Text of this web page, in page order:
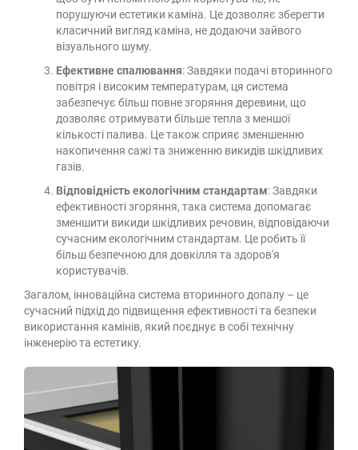
порушуючи естетики каміна. Це дозволяє зберегти
класичний вигляд каміна, не додаючи зайвого
візуального шуму.
Ефективне спалювання: Завдяки подачі вторинного
повітря і високим температурам, ця система
забезпечує більш повне згоряння деревини, що
дозволяє отримувати більше тепла з меншої
кількості палива. Це також сприяє зменшенню
накопичення сажі та зниженню викидів шкідливих
газів.
Відповідність екологічним стандартам: Завдяки
ефективності згоряння, така система допомагає
зменшити викиди шкідливих речовин, відповідаючи
сучасним екологічним стандартам. Це робить її
більш безпечною для довкілля та здоров'я
користувачів.
Загалом, інноваційна система вторинного допалу – це
сучасний підхід до підвищення ефективності та безпеки
використання камінів, який поєднує в собі технічну
інженерію та естетику.